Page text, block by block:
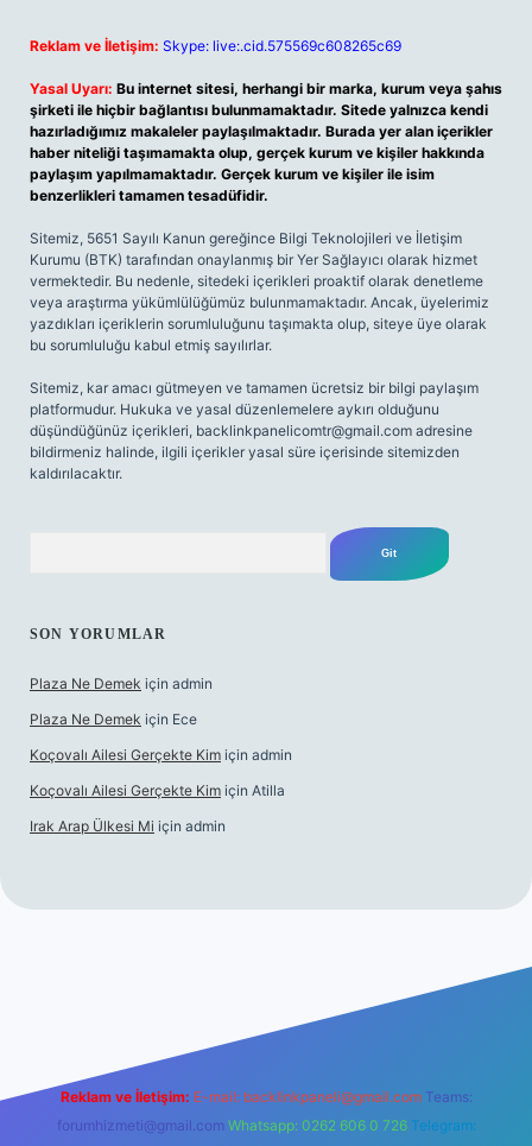
Reklam ve İletişim: Skype: live:.cid.575569c608265c69
Yasal Uyarı: Bu internet sitesi, herhangi bir marka, kurum veya şahıs
şirketi ile hiçbir bağlantısı bulunmamaktadır. Sitede yalnızca kendi
hazırladığımız makaleler paylaşılmaktadır. Burada yer alan içerikler
haber niteliği taşımamakta olup, gerçek kurum ve kişiler hakkında
paylaşım yapılmamaktadır. Gerçek kurum ve kişiler ile isim
benzerlikleri tamamen tesadüfidir.
Sitemiz, 5651 Sayılı Kanun gereğince Bilgi Teknolojileri ve İletişim
Kurumu (BTK) tarafından onaylanmış bir Yer Sağlayıcı olarak hizmet
vermektedir. Bu nedenle, sitedeki içerikleri proaktif olarak denetleme
veya araştırma yükümlülüğümüz bulunmamaktadır. Ancak, üyelerimiz
yazdıkları içeriklerin sorumluluğunu taşımakta olup, siteye üye olarak
bu sorumluluğu kabul etmiş sayılırlar.
Sitemiz, kar amacı gütmeyen ve tamamen ücretsiz bir bilgi paylaşım
platformudur. Hukuka ve yasal düzenlemelere aykırı olduğunu
düşündüğünüz içerikleri, backlinkpanelicomtr@gmail.com adresine
bildirmeniz halinde, ilgili içerikler yasal süre içerisinde sitemizden
kaldırılacaktır.
SON YORUMLAR
Plaza Ne Demek için admin
Plaza Ne Demek için Ece
Koçovalı Ailesi Gerçekte Kim için admin
Koçovalı Ailesi Gerçekte Kim için Atilla
Irak Arap Ülkesi Mi için admin
Reklam ve İletişim: E-mail: backlinkpaneli@gmail.com Teams:
forumhizmeti@gmail.com Whatsapp: 0262 606 0 726 Telegram: